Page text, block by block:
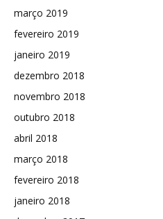
março 2019
fevereiro 2019
janeiro 2019
dezembro 2018
novembro 2018
outubro 2018
abril 2018
março 2018
fevereiro 2018
janeiro 2018